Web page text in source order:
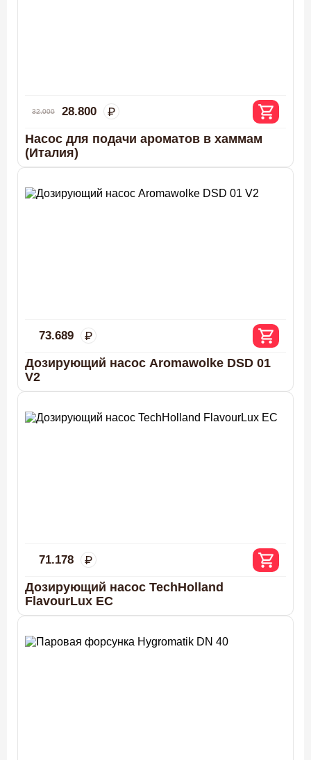
32.000 28.800
Насос для подачи ароматов в хаммам
(Италия)
73.689
Дозирующий насос Aromawolke DSD 01
V2
71.178
Дозирующий насос TechHolland
FlavourLux EC